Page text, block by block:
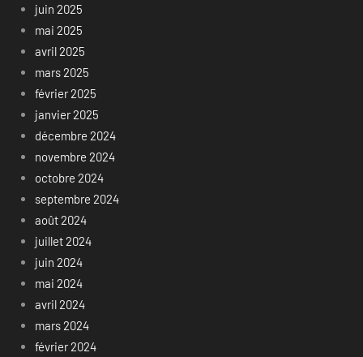
juin 2025
mai 2025
avril 2025
mars 2025
février 2025
janvier 2025
décembre 2024
novembre 2024
octobre 2024
septembre 2024
août 2024
juillet 2024
juin 2024
mai 2024
avril 2024
mars 2024
février 2024